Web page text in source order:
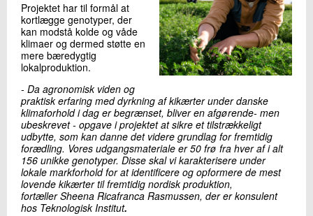
Projektet har til formål at
kortlægge genotyper, der
kan modstå kolde og våde
klimaer og dermed støtte en
mere bæredygtig
lokalproduktion.
- Da agronomisk viden og
praktisk erfaring med dyrkning af kikærter under danske
klimaforhold i dag er begrænset, bliver en afgørende- men
ubeskrevet - opgave i projektet at sikre et tilstrækkeligt
udbytte, som kan danne det videre grundlag for fremtidig
forædling. Vores udgangsmateriale er 50 frø fra hver af i alt
156 unikke genotyper. Disse skal vi karakterisere under
lokale markforhold for at identificere og opformere de mest
lovende kikærter til fremtidig nordisk produktion,
fortæller Sheena Ricafranca Rasmussen, der er konsulent
hos Teknologisk Institut.